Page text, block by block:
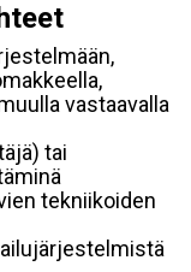
vastaavalla
tai
tekniikoiden